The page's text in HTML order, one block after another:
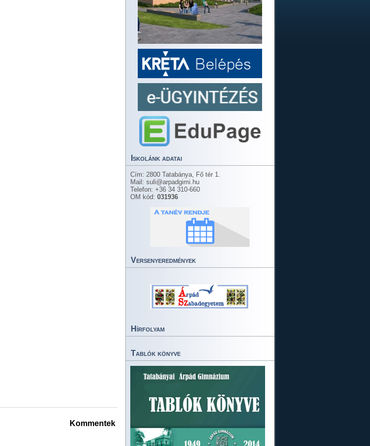
Kommentek
Iskolánk adatai
Cím: 2800 Tatabánya, Fő tér 1.
Mail: suli@arpadgimi.hu
Telefon: +36 34 310-660
OM kód: 031936
Versenyeredmények
Hírfolyam
Tablók könyve